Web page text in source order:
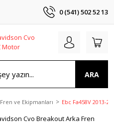
0 (541) 502 52 13
ARA
Fren ve Ekipmanları Ebc Fa458V 2013-